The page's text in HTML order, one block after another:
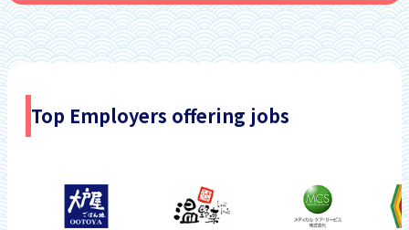
Top Employers offering jobs